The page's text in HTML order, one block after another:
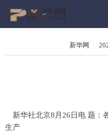
新华网
新华社北京8月26日电 题：
生产